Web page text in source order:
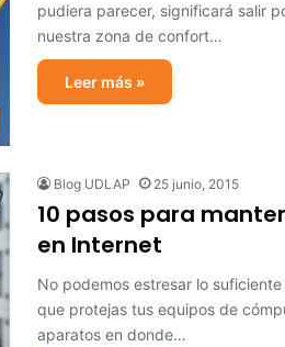
pudiera parecer, significará salir
nuestra zona de confort…
Leer más »
Blog UDLAP 25 junio, 2015
10 pasos para
en Internet
No podemos estresar lo
que protejas tus equipos de
aparatos en donde…